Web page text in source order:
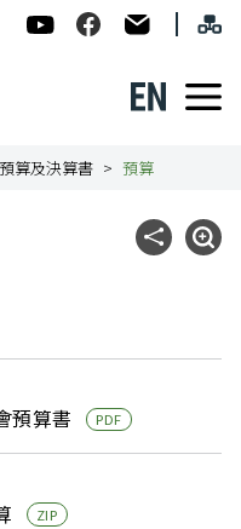
English
預算及決算書 預算
社群分享展開
預算書 PDF
ZIP